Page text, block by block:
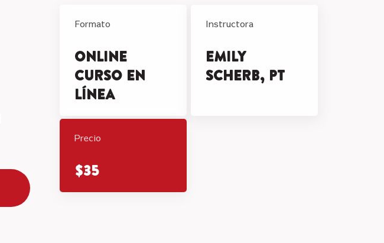
Formato
Online
curso en
línea
Instructora
Emily
Scherb, PT
Precio
$35